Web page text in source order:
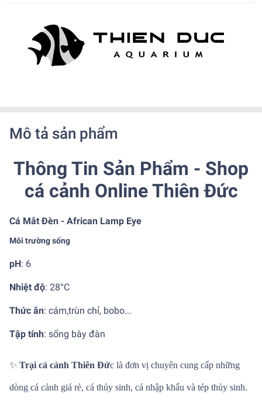
Mô tả sản phẩm
Thông Tin Sản Phẩm - Shop
cá cảnh Online Thiên Đức
Cá Mắt Đèn - African Lamp Eye
Môi trường sống
pH: 6
Nhiệt độ: 28°C
Thức ăn: cám,trùn chỉ, bobo...
Tập tính: sống bày đàn
✨ Trại cá cảnh Thiên Đức là đơn vị chuyên cung cấp những
dòng cá cảnh giá rẻ, cá thủy sinh, cá nhập khẩu và tép thủy sinh.